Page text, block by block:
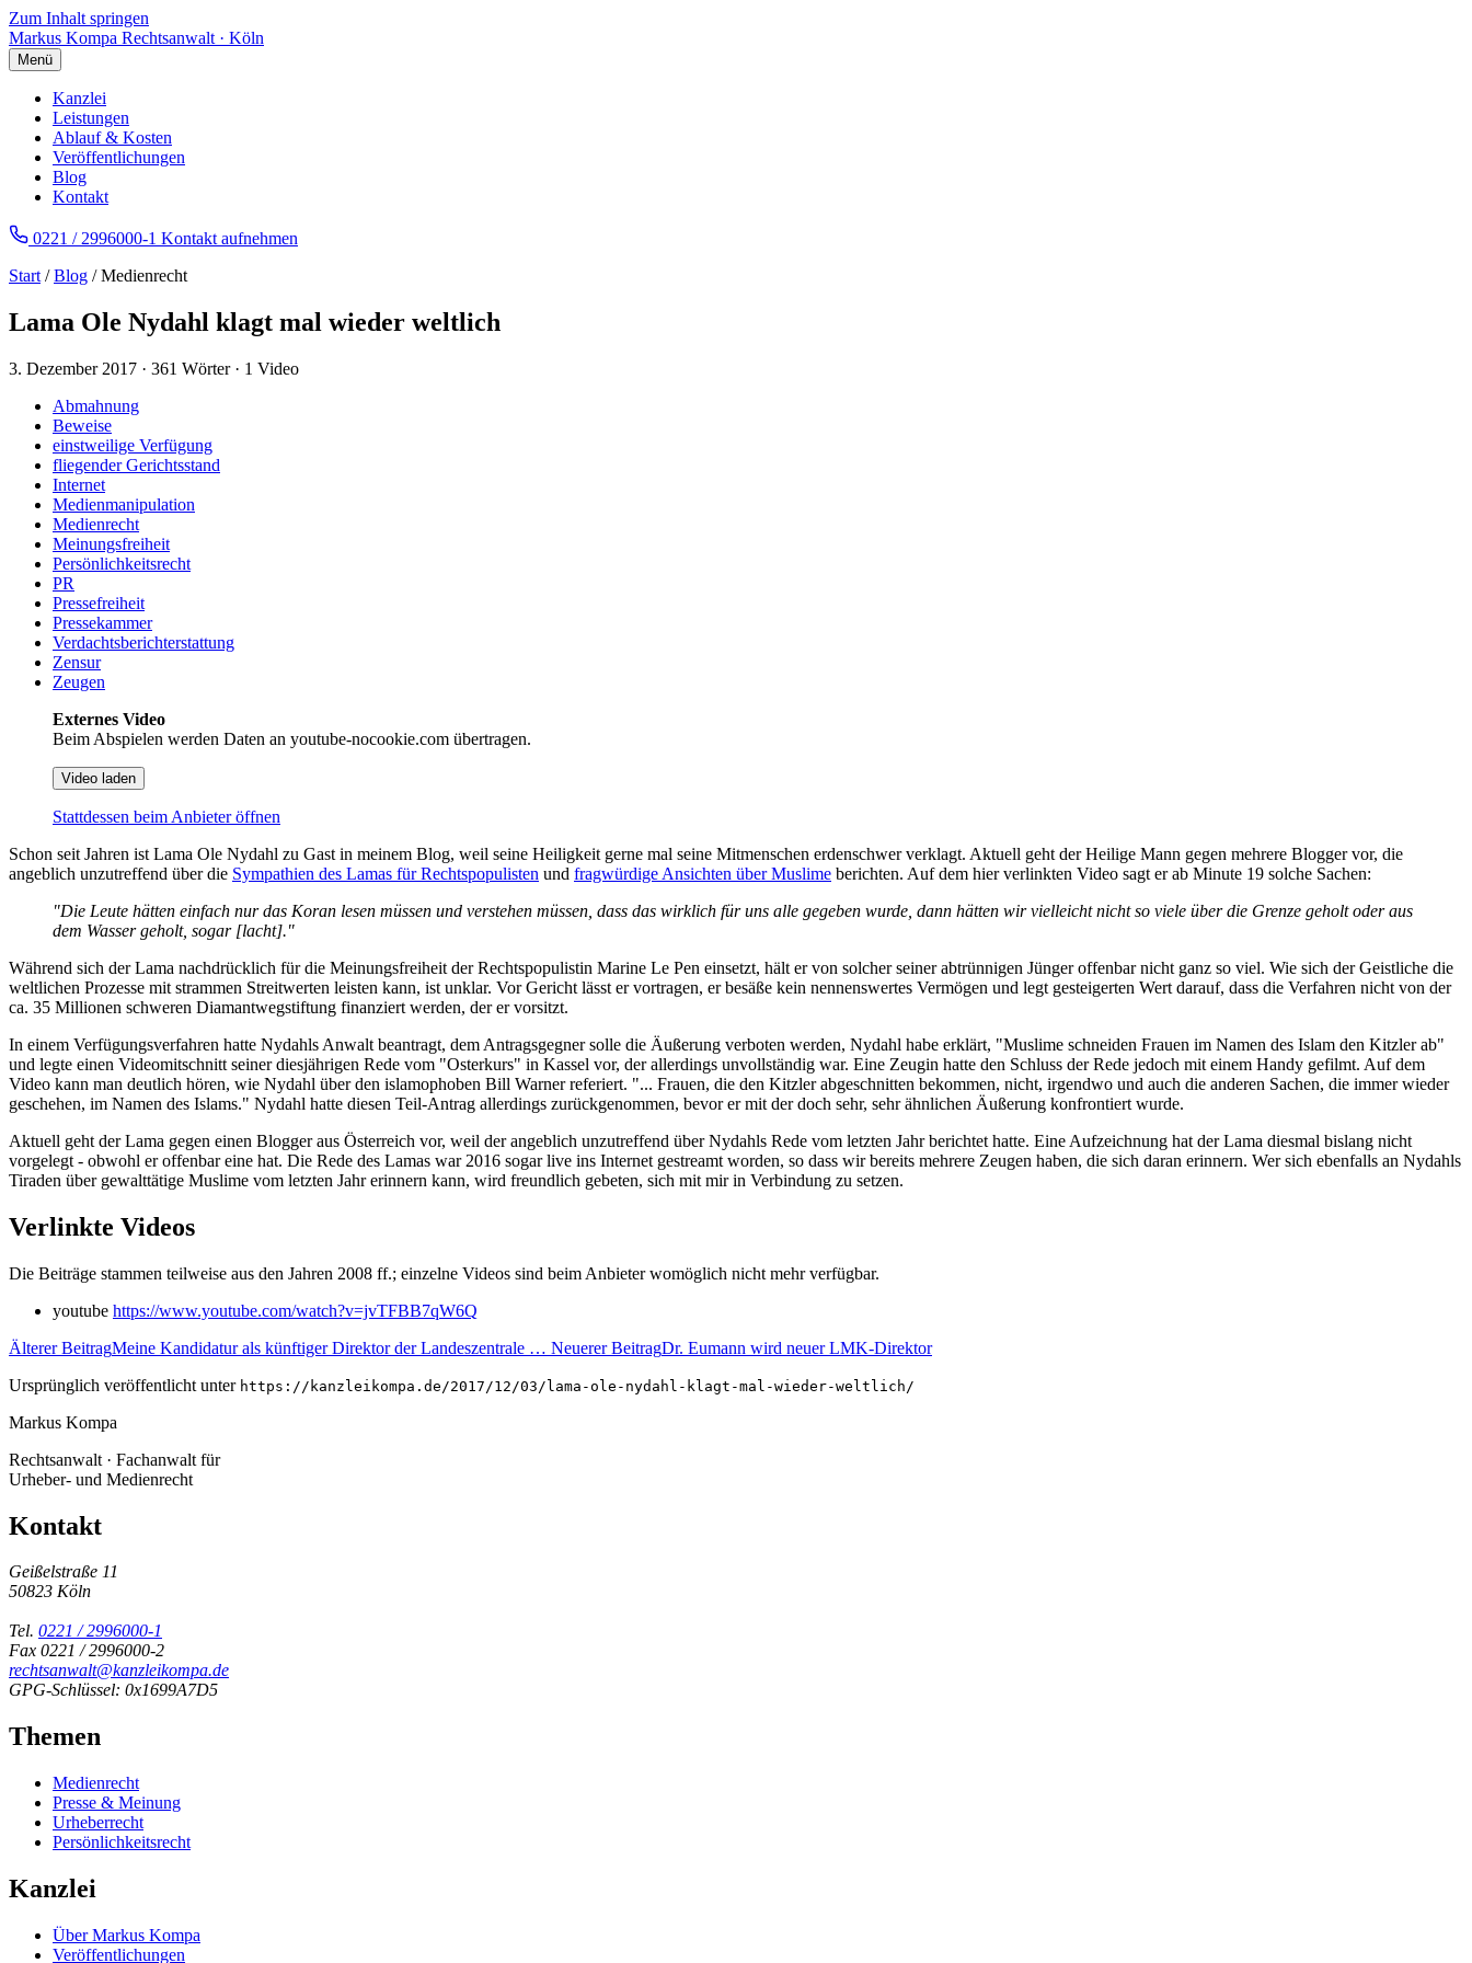
Zum Inhalt springen
Markus Kompa Rechtsanwalt · Köln
Menü
Kanzlei
Leistungen
Ablauf & Kosten
Veröffentlichungen
Blog
Kontakt
0221 / 2996000-1 Kontakt aufnehmen
Start /Blog / Medienrecht
Lama Ole Nydahl klagt mal wieder weltlich
3. Dezember 2017 · 361 Wörter · 1 Video
Abmahnung
Beweise
einstweilige Verfügung
fliegender Gerichtsstand
Internet
Medienmanipulation
Medienrecht
Meinungsfreiheit
Persönlichkeitsrecht
PR
Pressefreiheit
Pressekammer
Verdachtsberichterstattung
Zensur
Zeugen
Externes Video
Beim Abspielen werden Daten an youtube-nocookie.com übertragen.
Video laden
Stattdessen beim Anbieter öffnen
Schon seit Jahren ist Lama Ole Nydahl zu Gast in meinem Blog, weil seine Heiligkeit gerne mal seine Mitmenschen erdenschwer verklagt. Aktuell geht der Heilige Mann gegen mehrere Blogger vor, die
angeblich unzutreffend über die Sympathien des Lamas für Rechtspopulisten und fragwürdige Ansichten über Muslime berichten. Auf dem hier verlinkten Video sagt er ab Minute 19 solche Sachen:
"Die Leute hätten einfach nur das Koran lesen müssen und verstehen müssen, dass das wirklich für uns alle gegeben wurde, dann hätten wir vielleicht nicht so viele über die Grenze geholt oder aus
dem Wasser geholt, sogar [lacht]."
Während sich der Lama nachdrücklich für die Meinungsfreiheit der Rechtspopulistin Marine Le Pen einsetzt, hält er von solcher seiner abtrünnigen Jünger offenbar nicht ganz so viel. Wie sich der Geistliche die
weltlichen Prozesse mit strammen Streitwerten leisten kann, ist unklar. Vor Gericht lässt er vortragen, er besäße kein nennenswertes Vermögen und legt gesteigerten Wert darauf, dass die Verfahren nicht von der
ca. 35 Millionen schweren Diamantwegstiftung finanziert werden, der er vorsitzt.
In einem Verfügungsverfahren hatte Nydahls Anwalt beantragt, dem Antragsgegner solle die Äußerung verboten werden, Nydahl habe erklärt, "Muslime schneiden Frauen im Namen des Islam den Kitzler ab"
und legte einen Videomitschnitt seiner diesjährigen Rede vom "Osterkurs" in Kassel vor, der allerdings unvollständig war. Eine Zeugin hatte den Schluss der Rede jedoch mit einem Handy gefilmt. Auf dem
Video kann man deutlich hören, wie Nydahl über den islamophoben Bill Warner referiert. "... Frauen, die den Kitzler abgeschnitten bekommen, nicht, irgendwo und auch die anderen Sachen, die immer wieder
geschehen, im Namen des Islams." Nydahl hatte diesen Teil-Antrag allerdings zurückgenommen, bevor er mit der doch sehr, sehr ähnlichen Äußerung konfrontiert wurde.
Aktuell geht der Lama gegen einen Blogger aus Österreich vor, weil der angeblich unzutreffend über Nydahls Rede vom letzten Jahr berichtet hatte. Eine Aufzeichnung hat der Lama diesmal bislang nicht
vorgelegt - obwohl er offenbar eine hat. Die Rede des Lamas war 2016 sogar live ins Internet gestreamt worden, so dass wir bereits mehrere Zeugen haben, die sich daran erinnern. Wer sich ebenfalls an Nydahls
Tiraden über gewalttätige Muslime vom letzten Jahr erinnern kann, wird freundlich gebeten, sich mit mir in Verbindung zu setzen.
Verlinkte Videos
Die Beiträge stammen teilweise aus den Jahren 2008 ff.; einzelne Videos sind beim Anbieter womöglich nicht mehr verfügbar.
youtube https://www.youtube.com/watch?v=jvTFBB7qW6Q
Älterer BeitragMeine Kandidatur als künftiger Direktor der Landeszentrale … Neuerer BeitragDr. Eumann wird neuer LMK-Direktor
Ursprünglich veröffentlicht unter https://kanzleikompa.de/2017/12/03/lama-ole-nydahl-klagt-mal-wieder-weltlich/
Markus Kompa
Rechtsanwalt · Fachanwalt für
Urheber- und Medienrecht
Kontakt
Geißelstraße 11
50823 Köln
Tel. 0221 / 2996000-1
Fax 0221 / 2996000-2
rechtsanwalt@kanzleikompa.de
GPG-Schlüssel: 0x1699A7D5
Themen
Medienrecht
Presse & Meinung
Urheberrecht
Persönlichkeitsrecht
Kanzlei
Über Markus Kompa
Veröffentlichungen